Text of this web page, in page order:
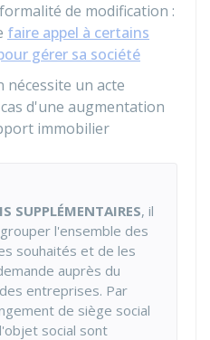
de modification :
faire appel à certains
gérer sa société
nécessite un acte
d'une augmentation
immobilier
SUPPLÉMENTAIRES, il
l'ensemble des
souhaités et de les
auprès du
entreprises. Par
de siège social
social sont